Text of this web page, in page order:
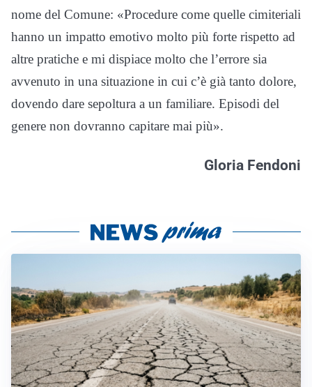
nome del Comune: «Procedure come quelle cimiteriali
hanno un impatto emotivo molto più forte rispetto ad
altre pratiche e mi dispiace molto che l’errore sia
avvenuto in una situazione in cui c’è già tanto dolore,
dovendo dare sepoltura a un familiare. Episodi del
genere non dovranno capitare mai più».
Gloria Fendoni